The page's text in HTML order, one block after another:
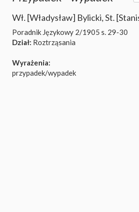
Wł. [Władysław] Bylicki,St.
Poradnik Językowy 2/1905 s. 29-30
Dział: Roztrząsania
Wyrażenia:
przypadek/wypadek